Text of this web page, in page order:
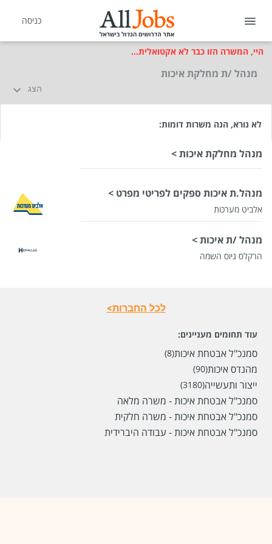
כניסה
היי, המשרה הזו כבר לא אקטואלית...
מנהל /ת מחלקת איכות
הצג
לא נורא, הנה משרות דומות:
מנהל מחלקת איכות >
מנהל.ת איכות ספקים לפריטי מפרט >
אלביט מערכות
מנהל /ת איכות >
הרקלס גיוס השמה
לכל החברות>
עוד תחומים מעניינים:
סמנכ"ל אבטחת איכות(8)
מהנדס איכות(90)
ייצור ותעשייה(3180)
סמנכ"ל אבטחת איכות - משרה מלאה
סמנכ"ל אבטחת איכות - משרה חלקית
סמנכ"ל אבטחת איכות - עבודה היברידית